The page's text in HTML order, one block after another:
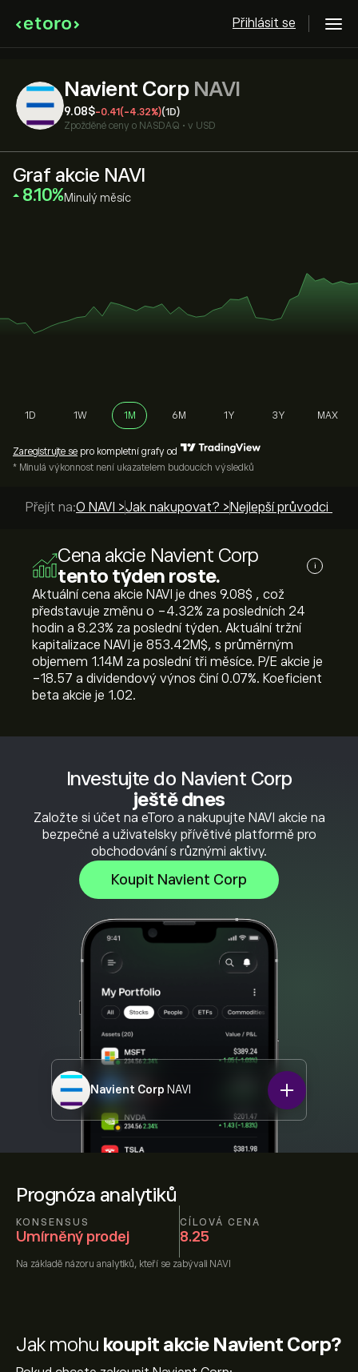
Přihlásit se
Navient Corp NAVI
9.08‎$‎-0.41 (-4.32%)(1D)
Zpožděné ceny o NASDAQ • v USD
Prognóza analytiků
KONSENSUS
Umírněný prodej
CÍLOVÁ CENA
8.25
Na základě názoru analytiků, kteří se zabývali NAVI
Investujte do Navient Corp
ještě dnes
Založte si účet na eToro a nakupujte NAVI akcie na
bezpečné a uživatelsky přívětivé platformě pro
obchodování s různými aktivy.
Koupit Navient Corp
Navient Corp NAVI
Graf akcie NAVI
‎8.10‎ Minulý měsíc
1D 1W 1M 6M 1Y 3Y MAX
Zaregistrujte se pro kompletní grafy od
* Minulá výkonnost není ukazatelem budoucích výsledků
Přejít na:O NAVI >Jak nakupovat? > Nejlepší průvodci >
Cena akcie Navient Corp
tento týden roste.
i
Aktuální cena akcie NAVI je dnes 9.08‎$‎ , což
představuje změnu o ‎-4.32‎% za posledních 24
hodin a ‎8.23‎% za poslední týden. Aktuální tržní
kapitalizace NAVI je 853.42M‎$‎, s průměrným
objemem 1.14M za poslední tři měsíce. P/E akcie je
-18.57 a dividendový výnos činí 0.07%. Koeficient
beta akcie je 1.02.
Jak mohu koupit akcie Navient Corp?